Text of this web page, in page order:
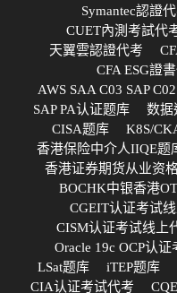
Symantec認證
CUET內測考試代
天翼雲認證代考
CFA ESG證
AWS SAA C03 SAP
SAP PA认证题库
数据
CISA题库
K8S/
香港保险中介人IIQE题
香港证券期货从业资
BOCHK中银香港
CGEIT认证考试
CISM认证考试线上
Oracle 19c OCP认
LSat题库
iTEP题库
CIA认证考试代考